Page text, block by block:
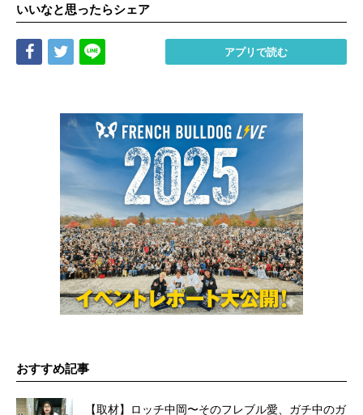
いいなと思ったらシェア
Share Tweet アプリで読む
おすすめ記事
【取材】ロッチ中岡〜そのフレブル愛、ガチ中のガ